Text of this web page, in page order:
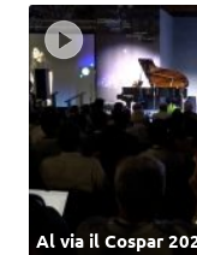
Al via il Cospar